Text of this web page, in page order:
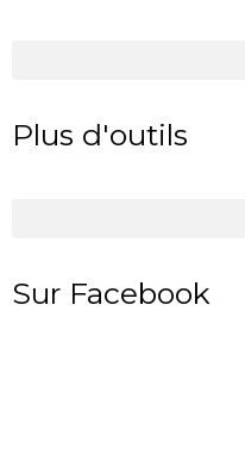
Plus d'outils
Sur Facebook